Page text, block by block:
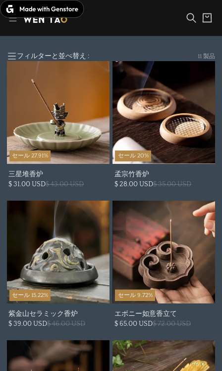
コ
ン
ン
ー
フィルターと並べ替え : 11 製品
セール 27.91%
三星堆香炉
$ 31.00 USD$ 43.00 USD
セール 20%
孟宗竹香炉
$ 28.00 USD$ 35.00 USD
セール 15.22%
紫金山セラミック香炉
$ 39.00 USD$ 46.00 USD
セール 9.72%
エボニー如意香立て
$ 65.00 USD$ 72.00 USD